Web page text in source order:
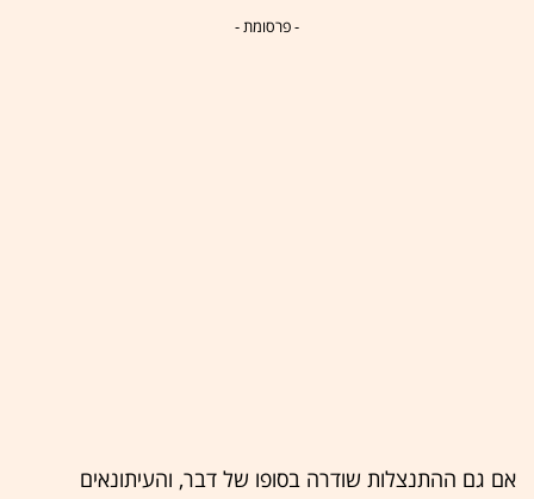
- פרסומת -
אם גם ההתנצלות שודרה בסופו של דבר, והעיתונאים